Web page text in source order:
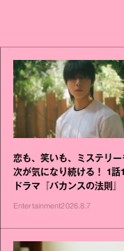
恋も、笑いも、ミステリー
次が気になり続ける！ 1話
ドラマ『バカンスの法則』
Entertainment2026.8.7